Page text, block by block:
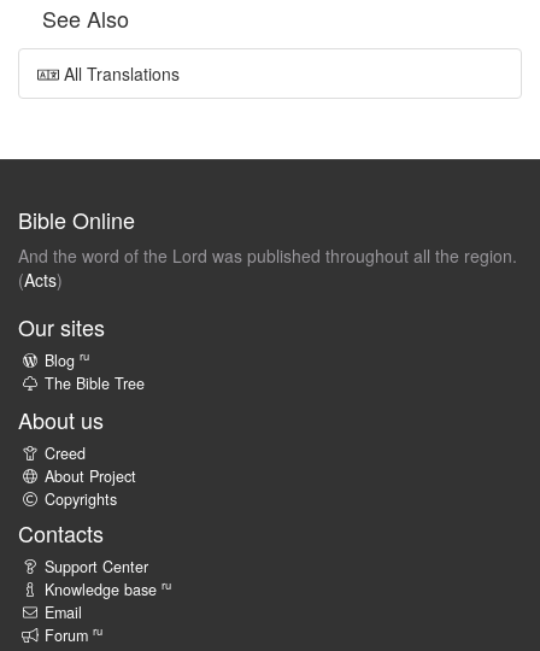
See Also
All Translations
Bible Online
And the word of the Lord was published throughout all the region.
(Acts)
Our sites
Blog ru
The Bible Tree
About us
Creed
About Project
Copyrights
Contacts
Support Center
Knowledge base ru
Email
Forum ru